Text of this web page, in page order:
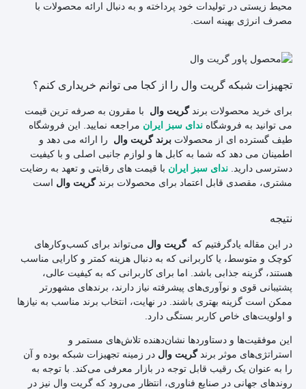
محیط زیستی در تولیدات خود پرداخته و به دنبال ارائه محصولات با
مصرف انرژی بهینه است.
تجهیزات شبکه گریت وال را از کجا می توانم خریداری کنم؟
برای خرید محصولات برندگریت وال با مقرون به صرفه ترین قیمت
می توانید به فروشگاه ندای سبز ایران مراجعه نمایید. این فروشگاه
طیف گسترده ای از محصولات برند گریت وال را ارائه می دهد و
اطمینان می دهد که شما به کابل ها و لوازم جانبی اصلی و با کیفیت
دسترسی دارید. ندای سبز ایران با قیمت های رقابتی و تعهد به رضایت
مشتری، مقصدی قابل اعتماد برای محصولات برندگریت وال است
نتیجه‌
در این مقاله یادگرفتیم کهگریت وال می‌تواند برای کسب‌وکارهای
کوچک و متوسط، یا کاربرانی که به دنبال هزینه کمتر و کارایی مناسب
هستند، گزینه جذابی باشد. اما برای کاربرانی که به کیفیت عالی،
پشتیبانی قوی و نوآوری‌های پیشرفته نیاز دارند، برندهای مشهورتر
ممکن است گزینه بهتری باشند. در نهایت، انتخاب برند مناسب به نیازها
و اولویت‌های خاص کاربر بستگی دارد.
این موفقیت‌ها و دستاوردها نشان‌دهنده تلاش‌های مستمر و
استراتژی‌های موثر برندگریت وال در زمینه تجهیزات شبکه بوده و آن
را به عنوان یک رقیب قابل توجه در بازار معرفی می‌کند. با توجه به
روندهای جهانی در صنایع فناوری، انتظار می‌رود که گریت وال نیز در